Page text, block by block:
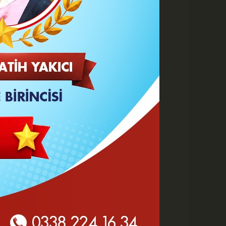
Karaman 2. OSB'de Altyapı
Çalışmaları Masaya Yatırıldı
Hasan Bircan Hayatını
Kaybetti
Takvimi Başlıyor
Yeni Parti'de değişen sadece
tabela ve bina mı?
KMÜ Sanat, Tasarım ve
Mimarlık Fakültesinde Özel